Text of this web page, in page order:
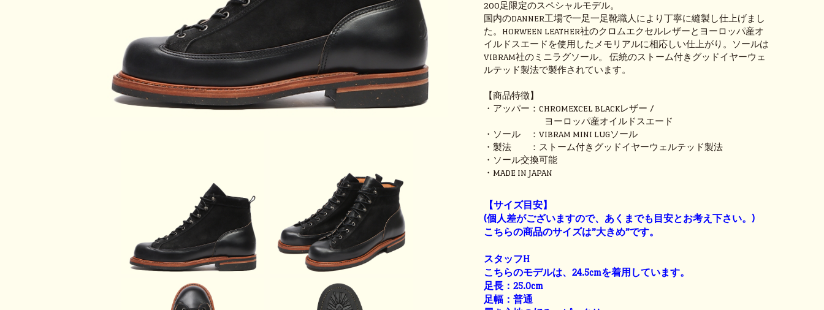
200足限定のスペシャルモデル。
国内のDANNER工場で一足一足靴職人により丁寧に縫製し仕上げまし
た。HORWEEN LEATHER社のクロムエクセルレザーとヨーロッパ産オ
イルドスエードを使用したメモリアルに相応しい仕上がり。ソールは
VIBRAM社のミニラグソール。 伝統のストーム付きグッドイヤーウェ
ルテッド製法で製作されています。
【商品特徴】
・アッパー：CHROMEXCEL BLACKレザー /
ヨーロッパ産オイルドスエード
・ソール ：VIBRAM MINI LUGソール
・製法 ：ストーム付きグッドイヤーウェルテッド製法
・ソール交換可能
・MADE IN JAPAN
【サイズ目安】
(個人差がございますので、あくまでも目安とお考え下さい。)
こちらの商品のサイズは”大きめ”です。
スタッフH
こちらのモデルは、24.5cmを着用しています。
足長：25.0cm
足幅：普通